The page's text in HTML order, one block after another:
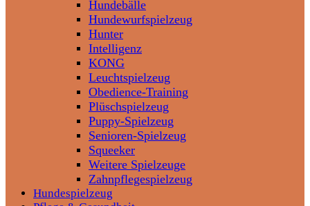
Hundebälle
Hundewurfspielzeug
Hunter
Intelligenz
KONG
Leuchtspielzeug
Obedience-Training
Plüschspielzeug
Puppy-Spielzeug
Senioren-Spielzeug
Squeeker
Weitere Spielzeuge
Zahnpflegespielzeug
Hundespielzeug